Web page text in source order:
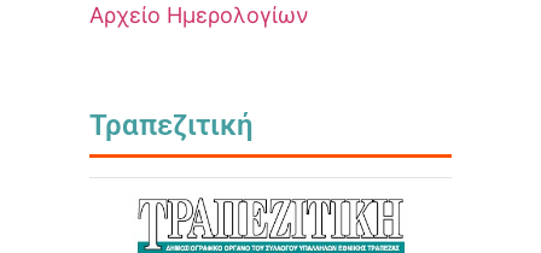
Αρχείο Ημερολογίων
Τραπεζιτική